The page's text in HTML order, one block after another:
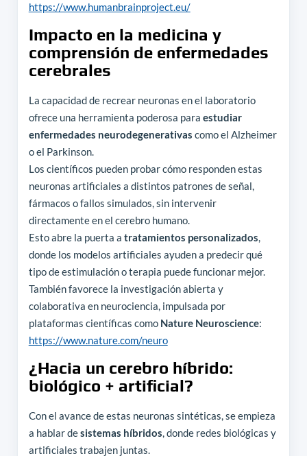
https://www.humanbrainproject.eu/
Impacto en la medicina y
comprensión de enfermedades
cerebrales
La capacidad de recrear neuronas en el laboratorio
ofrece una herramienta poderosa para estudiar
enfermedades neurodegenerativas como el Alzheimer
o el Parkinson.
Los científicos pueden probar cómo responden estas
neuronas artificiales a distintos patrones de señal,
fármacos o fallos simulados, sin intervenir
directamente en el cerebro humano.
Esto abre la puerta a tratamientos personalizados,
donde los modelos artificiales ayuden a predecir qué
tipo de estimulación o terapia puede funcionar mejor.
También favorece la investigación abierta y
colaborativa en neurociencia, impulsada por
plataformas científicas como Nature Neuroscience:
https://www.nature.com/neuro
¿Hacia un cerebro híbrido:
biológico + artificial?
Con el avance de estas neuronas sintéticas, se empieza
a hablar desistemas híbridos, donde redes biológicas y
artificiales trabajen juntas.